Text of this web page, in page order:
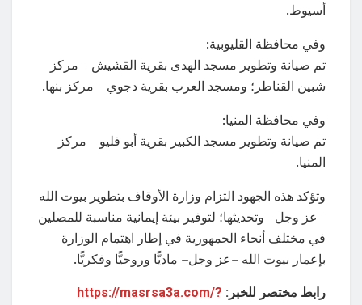
أسيوط.
وفي محافظة القليوبية:
تم صيانة وتطوير مسجد الهدى بقرية القشيش – مركز
شبين القناطر؛ ومسجد العرب بقرية دجوي – مركز بنها.
وفي محافظة المنيا:
تم صيانة وتطوير مسجد الكبير بقرية أبو فليو – مركز
المنيا.
وتؤكد هذه الجهود التزام وزارة الأوقاف بتطوير بيوت الله
–عز وجل– وتحديثها؛ لتوفير بيئة إيمانية مناسبة للمصلين
في مختلف أنحاء الجمهورية في إطار اهتمام الوزارة
بإعمار بيوت الله –عز وجل– ماديًّا وروحيًّا وفكريًّا.
رابط مختصر للخبر: https://masrsa3a.com/?